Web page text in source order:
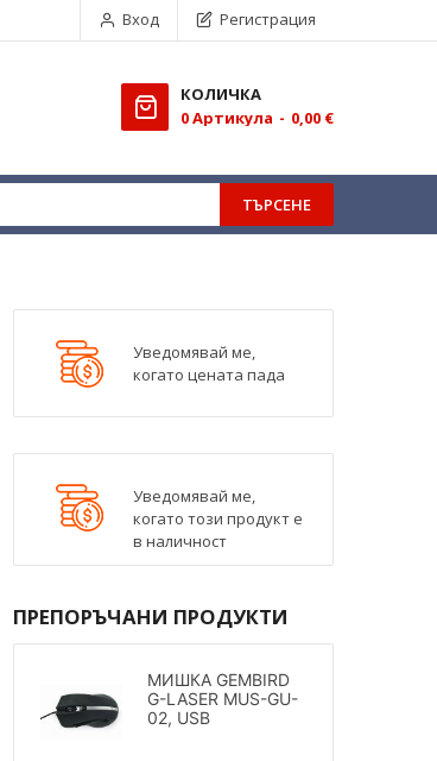
Вход Регистрация
КОЛИЧКА
0Aртикула 0,00 €
ТЪРСЕНЕ
Уведомявай ме,
когато цената пада
Уведомявай ме,
когато този продукт е
в наличност
ПРЕПОРЪЧАНИ ПРОДУКТИ
МИШКА GEMBIRD
G-LASER MUS-GU-
02, USB